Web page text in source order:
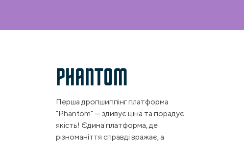
PHANTOM
Перша дропшиппінг платформа
"Phantom" — здивує ціна та порадує
якість! Єдина платформа, де
різноманіття справді вражає, а